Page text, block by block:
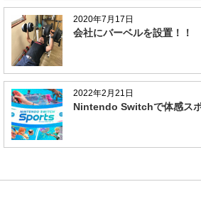
2020年7月17日
会社にバーベルを設置！！
2022年2月21日
Nintendo Switchで体感ス